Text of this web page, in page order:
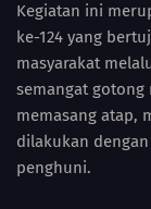
Kegiatan ini
ke-124 yang
masyarakat
semangat
memasang atap,
dilakukan
penghuni.